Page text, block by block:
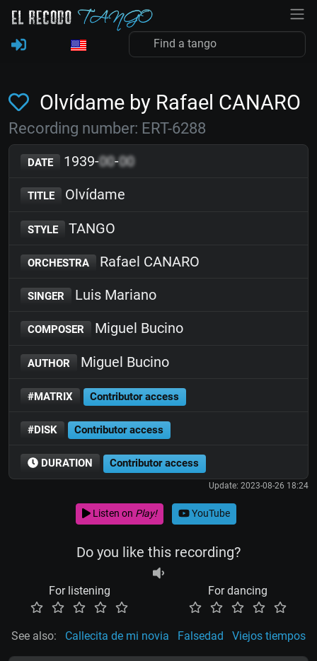
Olvídame by Rafael CANARO
Recording number: ERT-6288
DATE 1939-00-00
TITLE Olvídame
STYLE TANGO
ORCHESTRA Rafael CANARO
SINGER Luis Mariano
COMPOSER Miguel Bucino
AUTHOR Miguel Bucino
#MATRIX Contributor access
#DISK Contributor access
DURATION Contributor access
Update: 2023-08-26 18:24
Listen on Play! YouTube
Do you like this recording?
For listening For dancing
See also: Callecita de mi novia Falsedad Viejos tiempos